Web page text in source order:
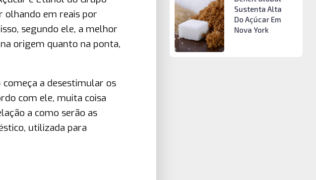
olhando em reais por
segundo ele, a melhor
origem quanto na ponta,
a desestimular os
com ele, muita coisa
a como serão as
utilizada para
Sustenta Alta
Do Açúcar Em
Nova York